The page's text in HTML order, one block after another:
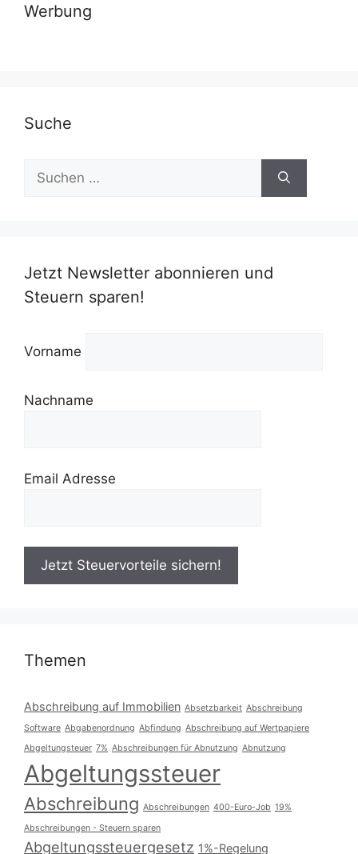
Werbung
Suche
nach:
Jetzt Newsletter abonnieren und
Steuern sparen!
Vorname
Nachname
Email Adresse
Themen
Abschreibung auf Immobilien Absetzbarkeit Abschreibung
Software Abgabenordnung Abfindung Abschreibung auf Wertpapiere
Abgeltungsteuer 7% Abschreibungen für Abnutzung Abnutzung
Abgeltungssteuer
Abschreibung Abschreibungen 400-Euro-Job 19%
Abschreibungen - Steuern sparen
Abgeltungssteuergesetz 1%-Regelung